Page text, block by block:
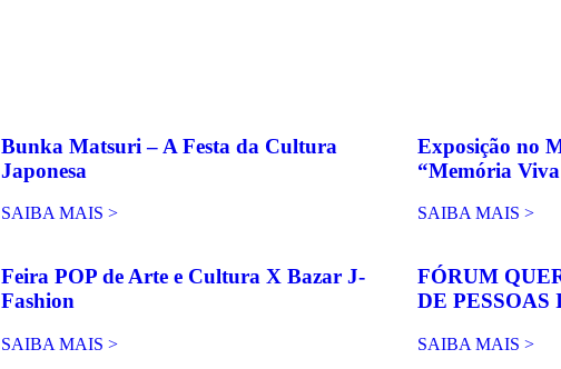
Bunka Matsuri – A Festa da Cultura
Japonesa
SAIBA MAIS >
Exposição no
“Memória
SAIBA MAIS >
Feira POP de Arte e Cultura X Bazar J-
Fashion
SAIBA MAIS >
FÓRUM
DE PESSOAS
SAIBA MAIS >